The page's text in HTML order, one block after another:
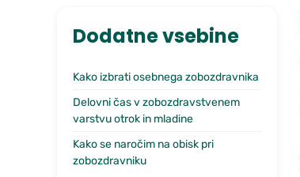
Dodatne vsebine
Kako izbrati osebnega zobozdravnika
Delovni čas v zobozdravstvenem
varstvu otrok in mladine
Kako se naročim na obisk pri
zobozdravniku